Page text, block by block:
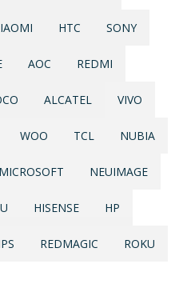
HTC SONY
AOC REDMI
ALCATEL VIVO
WOO TCL NUBIA
MICROSOFT NEUIMAGE
HISENSE HP
REDMAGIC ROKU